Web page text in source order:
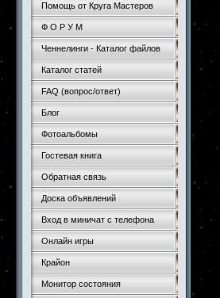
Помощь от Круга Мастеров
Ф О Р У М
Ченнелинги - Каталог файлов
Каталог статей
FAQ (вопрос/ответ)
Блог
Фотоальбомы
Гостевая книга
Обратная связь
Доска объявлений
Вход в миничат с телефона
Онлайн игры
Крайон
Монитор состояния